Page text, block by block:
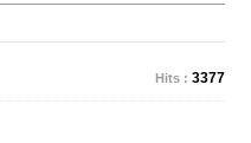
Hits : 3377